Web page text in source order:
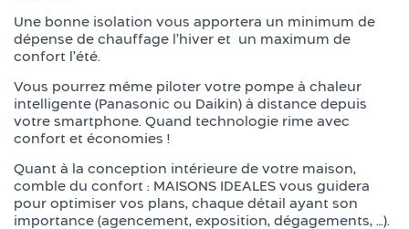
Une bonne isolation vous apportera un minimum de
dépense de chauffage l’hiver et un maximum de
confort l’été.
Vous pourrez même piloter votre pompe à chaleur
intelligente (Panasonic ou Daikin) à distance depuis
votre smartphone. Quand technologie rime avec
confort et économies !
Quant à la conception intérieure de votre maison,
comble du confort : MAISONS IDEALES vous guidera
pour optimiser vos plans, chaque détail ayant son
importance (agencement, exposition, dégagements, …).